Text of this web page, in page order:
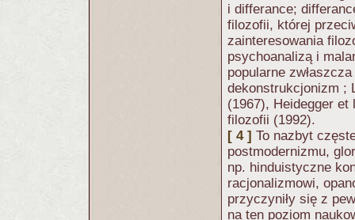
i differance;
filozofii, której
zainteresowania
psychoanalizą i
popularne
dekonstrukcjonizm ;
(1967), Heidegger
filozofii (1992).
[ 4 ] To nazbyt
postmodernizmu,
np. hinduistyczne
racjonalizmowi,
przyczyniły się z
na ten poziom